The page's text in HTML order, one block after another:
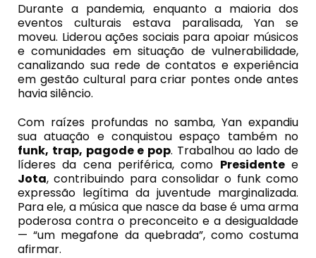
Durante a pandemia, enquanto a maioria dos
eventos culturais estava paralisada, Yan se
moveu. Liderou ações sociais para apoiar músicos
e comunidades em situação de vulnerabilidade,
canalizando sua rede de contatos e experiência
em gestão cultural para criar pontes onde antes
havia silêncio.
Com raízes profundas no samba, Yan expandiu
sua atuação e conquistou espaço também no
funk, trap, pagode e pop. Trabalhou ao lado de
líderes da cena periférica, como Presidentee
Jota, contribuindo para consolidar o funk como
expressão legítima da juventude marginalizada.
Para ele, a música que nasce da base é uma arma
poderosa contra o preconceito e a desigualdade
— “um megafone da quebrada”, como costuma
afirmar.